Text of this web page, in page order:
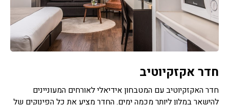
חדר אקזקיוטיב
חדר האקזקיוטיב עם המטבחון אידיאלי לאורחים המעוניינים
להישאר במלון ליותר מכמה ימים. החדר מציע את כל הפינוקים של